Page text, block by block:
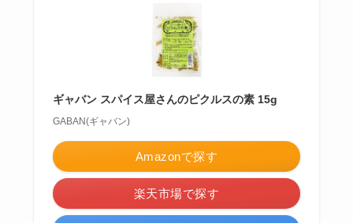
ギャバン スパイス屋さんのピクルスの素 15g
GABAN(ギャバン)
Amazonで探す
楽天市場で探す